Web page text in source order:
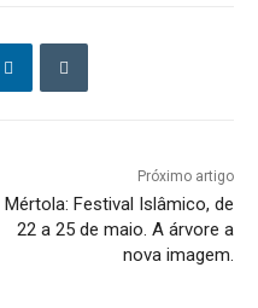
Próximo artigo
Mértola: Festival Islâmico, de
22 a 25 de maio. A árvore a
nova imagem.